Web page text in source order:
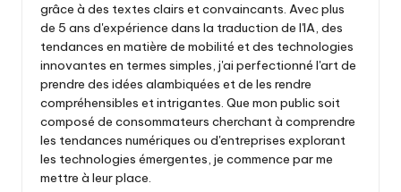
grâce à des textes clairs et convaincants. Avec plus
de 5 ans d'expérience dans la traduction de l'IA, des
tendances en matière de mobilité et des technologies
innovantes en termes simples, j'ai perfectionné l'art de
prendre des idées alambiquées et de les rendre
compréhensibles et intrigantes. Que mon public soit
composé de consommateurs cherchant à comprendre
les tendances numériques ou d'entreprises explorant
les technologies émergentes, je commence par me
mettre à leur place.